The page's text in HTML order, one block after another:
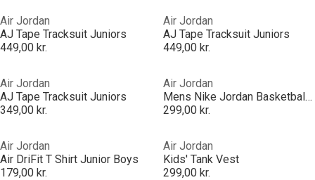
Air Jordan
AJ Tape Tracksuit Juniors
449,00 kr.
Air Jordan
AJ Tape Tracksuit Juniors
449,00 kr.
Air Jordan
AJ Tape Tracksuit Juniors
349,00 kr.
Air Jordan
Mens Nike Jordan Basketball Jersey Number 23
299,00 kr.
Air Jordan
Air DriFit T Shirt Junior Boys
179,00 kr.
Air Jordan
Kids' Tank Vest
299,00 kr.